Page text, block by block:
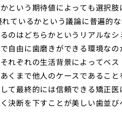
という期待値によっても選択肢
ているかという議論に普遍的
のはどちらかというリアルなシ
自由に歯磨きができる環境なの
れぞれの生活背景によってベス
くまで他人のケースであること
て最終的には信頼できる矯正医
決断を下すことが美しい歯並び